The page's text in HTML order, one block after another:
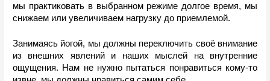
мы практиковать в выбранном режиме долгое время, мы
снижаем или увеличиваем нагрузку до приемлемой.
Занимаясь йогой, мы должны переключить своё внимание
из внешних явлений и наших мыслей на внутренние
ощущения. Нам не нужно пытаться понравиться кому-то